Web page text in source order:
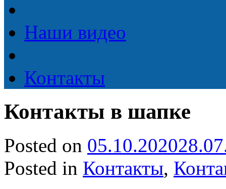
Наши видео
Контакты
Контакты в шапке
Posted on 05.10.2020
Posted in Контакты,